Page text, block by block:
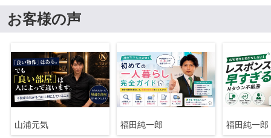
お客様の声
山浦元気 福田純一郎 福田純一郎